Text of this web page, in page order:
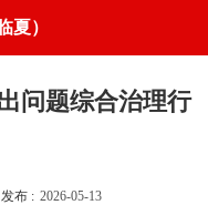
夏）
问题综合治理行
发布 : 2026-05-13